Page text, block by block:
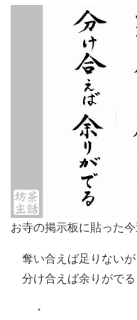
お寺の掲示板に貼った今
奪い合えば足りないが
分け合えば余りがでる
・